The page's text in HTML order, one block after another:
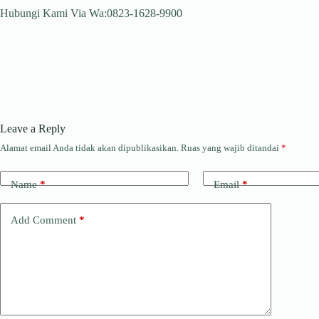
Hubungi Kami Via Wa:0823-1628-9900
Leave a Reply
Alamat email Anda tidak akan dipublikasikan. Ruas yang wajib ditandai *
Name* Email*
Add Comment *